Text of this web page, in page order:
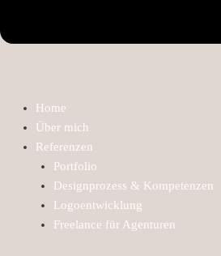
Home
Über mich
Referenzen
Portfolio
Designprozess & Kompetenzen
Logoentwicklung
Freelance für Agenturen